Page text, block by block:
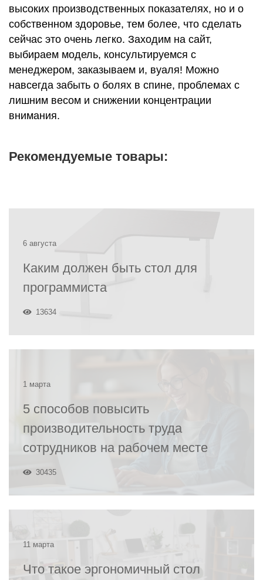
высоких производственных показателях, но и о
собственном здоровье, тем более, что сделать
сейчас это очень легко. Заходим на сайт,
выбираем модель, консультируемся с
менеджером, заказываем и, вуаля! Можно
навсегда забыть о болях в спине, проблемах с
лишним весом и снижении концентрации
внимания.
Рекомендуемые товары:
6 августа
Каким должен быть стол для
программиста
13634
1 марта
5 способов повысить
производительность труда
сотрудников на рабочем месте
30435
11 марта
Что такое эргономичный стол